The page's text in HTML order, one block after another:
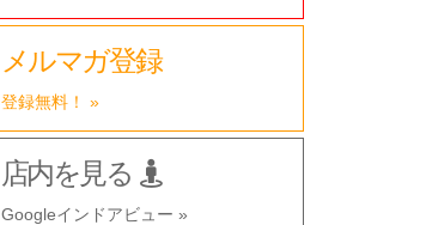
メルマガ登録
登録無料！ »
店内を見る
Googleインドアビュー »